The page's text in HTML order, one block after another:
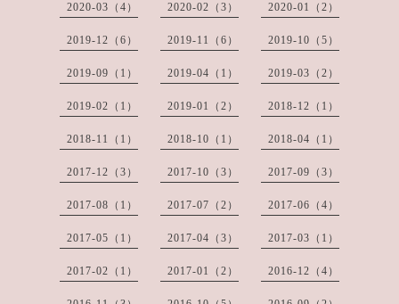
2020-03（4） 2020-02（3） 2020-01（2）
2019-12（6） 2019-11（6） 2019-10（5）
2019-09（1） 2019-04（1） 2019-03（2）
2019-02（1） 2019-01（2） 2018-12（1）
2018-11（1） 2018-10（1） 2018-04（1）
2017-12（3） 2017-10（3） 2017-09（3）
2017-08（1） 2017-07（2） 2017-06（4）
2017-05（1） 2017-04（3） 2017-03（1）
2017-02（1） 2017-01（2） 2016-12（4）